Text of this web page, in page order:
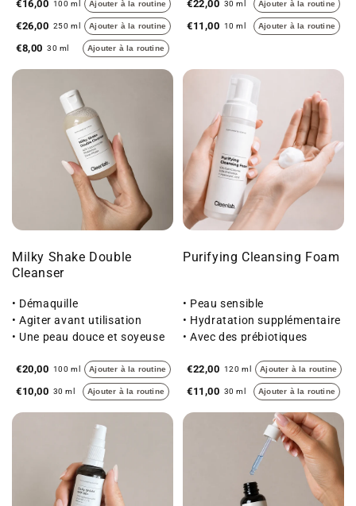
€16,00 100 ml Ajouter à la routine
€26,00 250 ml Ajouter à la routine
€8,00 30 ml Ajouter à la routine
€22,00 30 ml Ajouter à la routine
€11,00 10 ml Ajouter à la routine
Milky Shake Double
Cleanser
• Démaquille
• Agiter avant utilisation
• Une peau douce et soyeuse
€20,00 100 ml Ajouter à la routine
€10,00 30 ml Ajouter à la routine
Purifying Cleansing Foam
• Peau sensible
• Hydratation supplémentaire
• Avec des prébiotiques
€22,00 120 ml Ajouter à la routine
€11,00 30 ml Ajouter à la routine